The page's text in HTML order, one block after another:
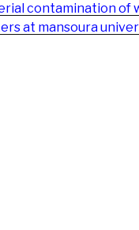
contamination of
at mansoura